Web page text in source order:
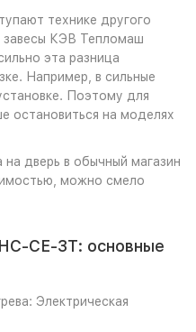
технике другого
завесы КЭВ Тепломаш
эта разница
Например, в сильные
Поэтому для
остановиться на моделях
дверь в обычный магазин
можно смело
CE-3T: основные
Электрическая